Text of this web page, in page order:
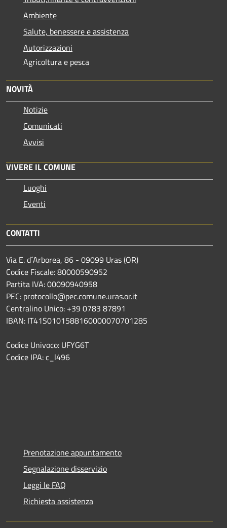
Ambiente
Salute, benessere e assistenza
Autorizzazioni
Agricoltura e pesca
NOVITÀ
Notizie
Comunicati
Avvisi
VIVERE IL COMUNE
Luoghi
Eventi
CONTATTI
Via E. d´Arborea, 86 - 09099 Uras (OR)
Codice Fiscale: 80000590952
Partita IVA: 00090940958
PEC: protocollo@pec.comune.uras.or.it
Centralino Unico: +39 0783 87891
IBAN: IT41S0101588160000070701285
Codice Univoco: UFYG6T
Codice IPA: c_l496
Prenotazione appuntamento
Segnalazione disservizio
Leggi le FAQ
Richiesta assistenza